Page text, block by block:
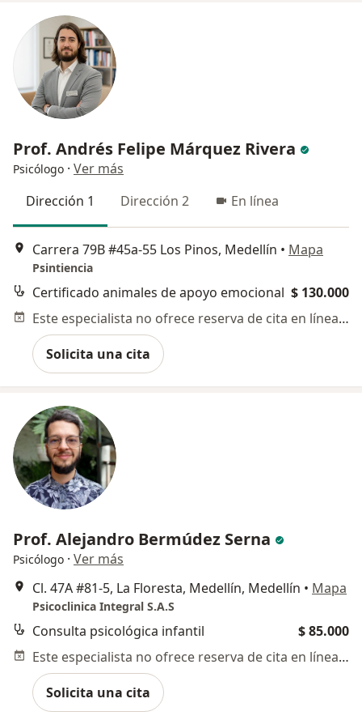
Prof. Andrés Felipe Márquez Rivera
Psicólogo · Ver más
Dirección 1
Dirección 2 En línea
Carrera 79B #45a-55 Los Pinos, Medellín • Mapa
Psintiencia
Certificado animales de apoyo emocional $ 130.000
Este especialista no ofrece reserva de cita en línea en esta dirección.
Solicita una cita
Prof. Alejandro Bermúdez Serna
Psicólogo · Ver más
Cl. 47A #81-5, La Floresta, Medellín, Medellín • Mapa
Psicoclinica Integral S.A.S
Consulta psicológica infantil
$ 85.000
Este especialista no ofrece reserva de cita en línea en esta dirección.
Solicita una cita